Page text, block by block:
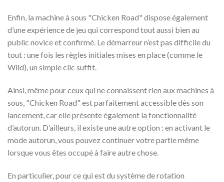
Enfin, la machine à sous "Chicken Road" dispose également
d’une expérience de jeu qui correspond tout aussi bien au
public novice et confirmé. Le démarreur n’est pas difficile du
tout : une fois les règles initiales mises en place (comme le
Wild), un simple clic suffit.
Ainsi, même pour ceux qui ne connaissent rien aux machines à
sous, "Chicken Road" est parfaitement accessible dès son
lancement, car elle présente également la fonctionnalité
d’autorun. D’ailleurs, il existe une autre option : en activant le
mode autorun, vous pouvez continuer votre partie même
lorsque vous êtes occupé à faire autre chose.
En particulier, pour ce qui est du système de rotation